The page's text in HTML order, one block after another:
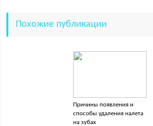
Похожие публикации
Причины появления и
способы удаления налета
на зубах